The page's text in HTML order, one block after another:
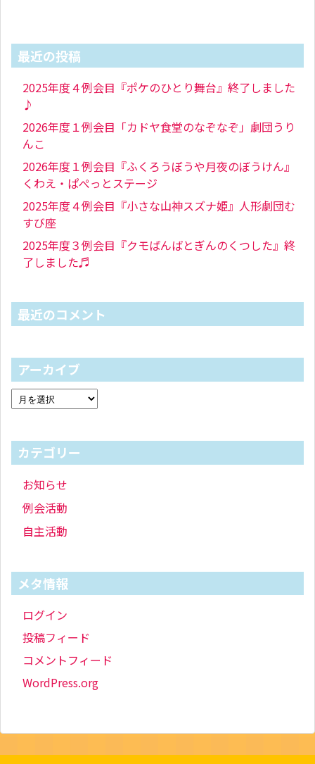
最近の投稿
2025年度４例会目『ポケのひとり舞台』終了しました
♪
2026年度１例会目「カドヤ食堂のなぞなぞ」劇団うり
んこ
2026年度１例会目『ふくろうぼうや月夜のぼうけん』
くわえ・ぱぺっとステージ
2025年度４例会目『小さな山神スズナ姫』人形劇団む
すび座
2025年度３例会目『クモばんばとぎんのくつした』終
了しました♬
最近のコメント
アーカイブ
カテゴリー
お知らせ
例会活動
自主活動
メタ情報
ログイン
投稿フィード
コメントフィード
WordPress.org